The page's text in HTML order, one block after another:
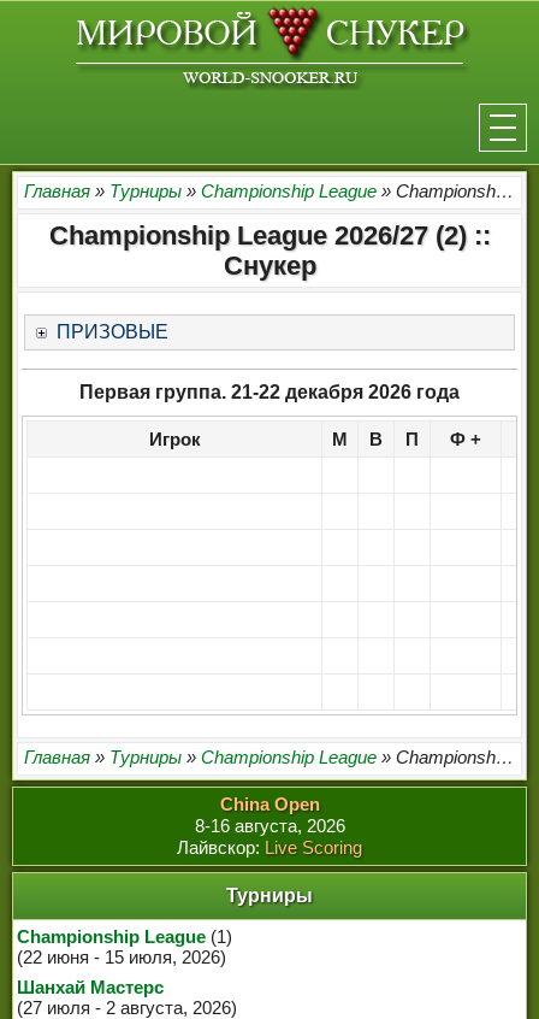
НОВОСТИ
ТУРНИРЫ
СЕНЧУРИ БРЕЙКИ
МАКСИМАЛЬНЫЕ БРЕЙКИ
Главная » Турниры » Championship League » Championship League 2026/27 (2)
Championship League 2026/27 (2) ::
Снукер
ПРИЗОВЫЕ
Первая группа. 21-22 декабря 2026 года
Игрок М В П Ф +
Главная » Турниры » Championship League » Championship League 2026/27 (2)
China Open
8-16 августа, 2026
Лайвскор: Live Scoring
Турниры
Championship League (1)
(22 июня - 15 июля, 2026)
Шанхай Мастерс
(27 июля - 2 августа, 2026)